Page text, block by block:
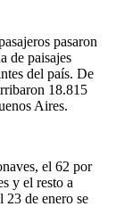
pasaron
de paisajes
del país. De
18.815
Aires.
el 62 por
y el resto a
23 de enero se